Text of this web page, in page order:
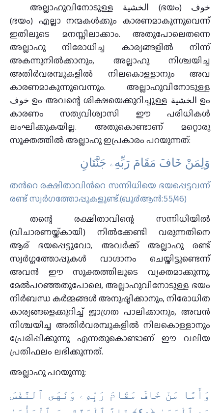
അല്ലാഹുവിനോടുള്ള الخشية (ഭയം) خوف
(ഭയം) എല്ലാ നന്മകൾക്കും കാരണമാകുന്നുവെന്ന്
ഇതിലൂടെ മനസ്സിലാക്കാം. അതുപോലെതന്നെ
അല്ലാഹു നിരോധിച്ച കാര്യങ്ങളിൽ നിന്ന്
അകന്നുനിൽക്കാനും, അല്ലാഹു നിശ്ചയിച്ച
അതിർവരമ്പുകളിൽ നിലകൊള്ളാനും അവ
കാരണമാകുന്നുവെന്നും. അല്ലാഹുവിനോടുള്ള
خوف ഉം അവന്റെ ശിക്ഷയെക്കുറിച്ചുള്ള الخشية ഉം
കാരണം സത്യവിശ്വാസി ഈ പരിധികൾ
ലംഘിക്കുകയില്ല. അതുകൊണ്ടാണ് മറ്റൊരു
സൂക്തത്തിൽ അല്ലാഹു ഇപ്രകാരം പറയുന്നത്:
وَلِمَنْ خَافَ مَقَامَ رَبِّهِۦ جَنَّتَانِ
തന്‍റെ രക്ഷിതാവിന്‍റെ സന്നിധിയെ ഭയപ്പെട്ടവന്ന്
രണ്ട് സ്വര്‍ഗത്തോപ്പുകളുണ്ട്‌.(ഖു൪ആന്‍:55/46)
തന്റെ രക്ഷിതാവിന്റെ സന്നിധിയിൽ
(വിചാരണയ്ക്കായി) നിൽക്കേണ്ടി വരുന്നതിനെ
ആര് ഭയപ്പെട്ടുവോ, അവർക്ക് അല്ലാഹു രണ്ട്
സ്വർഗ്ഗത്തോപ്പുകൾ വാഗ്ദാനം ചെയ്തിട്ടുണ്ടെന്ന്
അവൻ ഈ സൂക്തത്തിലൂടെ വ്യക്തമാക്കുന്നു.
മേൽപറഞ്ഞതുപോലെ, അല്ലാഹുവിനോടുള്ള ഭയം
നിർബന്ധ കർമ്മങ്ങൾ അനുഷ്ഠിക്കാനും, നിരോധിത
കാര്യങ്ങളെക്കുറിച്ച് ജാഗ്രത പാലിക്കാനും, അവൻ
നിശ്ചയിച്ച അതിർവരമ്പുകളിൽ നിലകൊള്ളാനും
പ്രേരിപ്പിക്കുന്നു എന്നതുകൊണ്ടാണ് ഈ വലിയ
പ്രതിഫലം ലഭിക്കുന്നത്.
അല്ലാഹു പറയുന്നു:
وَأَمَّا مَنْ خَافَ مَقَامَ رَبِّهِۦ وَنَهَى ٱلنَّفْسَ